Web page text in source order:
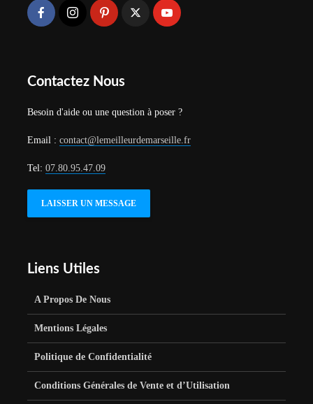
Contactez Nous
Besoin d'aide ou une question à poser ?
Email : contact@lemeilleurdemarseille.fr
Tel: 07.80.95.47.09
LAISSER UN MESSAGE
Liens Utiles
A Propos De Nous
Mentions Légales
Politique de Confidentialité
Conditions Générales de Vente et d’Utilisation